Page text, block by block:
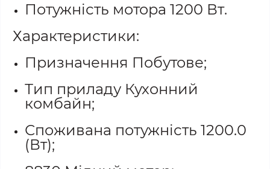
Потужність мотора 1200 Вт.
Характеристики:
Призначення Побутове;
Тип приладу Кухонний
комбайн;
Споживана потужність 1200.0
(Вт);